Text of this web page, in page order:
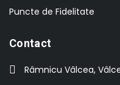
Puncte de Fidelitate
Contact
Râmnicu Vâlcea,